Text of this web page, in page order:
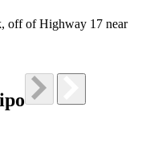
off of Highway 17 near